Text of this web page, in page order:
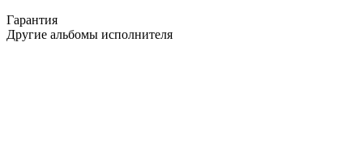
Гарантия
Другие альбомы исполнителя